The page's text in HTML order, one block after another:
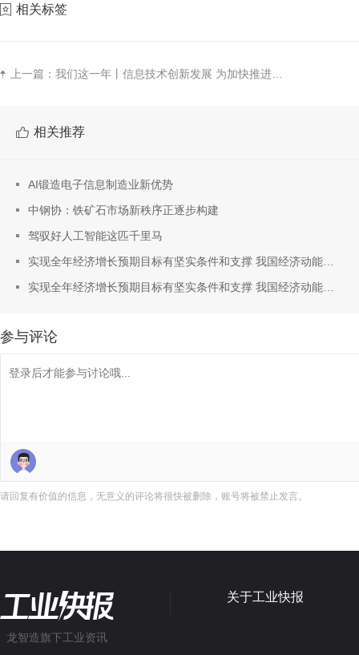
相关标签
上一篇： 我们这一年丨信息技术创新发展 为加快推进新型工业化提供强劲动能
相关推荐
AI锻造电子信息制造业新优势
中钢协：铁矿石市场新秩序正逐步构建
驾驭好人工智能这匹千里马
参与评论
请回复有价值的信息，无意义的评论将很快被删除，账号将被禁止发言。
龙智造旗下工业资讯
关于工业快报